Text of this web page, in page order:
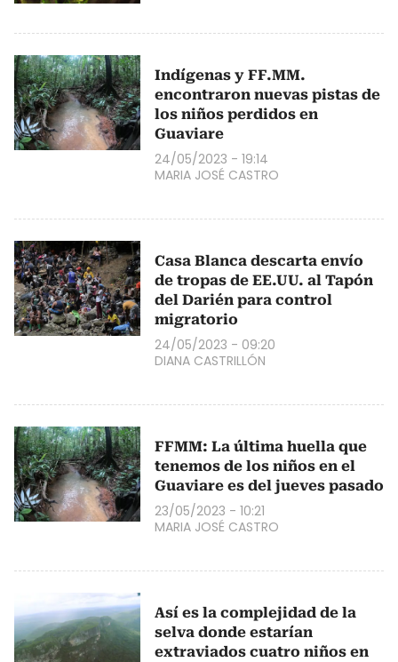
Indígenas y FF.MM.
encontraron nuevas pistas de
los niños perdidos en
Guaviare
24/05/2023 - 19:14
MARIA JOSÉ CASTRO
Casa Blanca descarta envío
de tropas de EE.UU. al Tapón
del Darién para control
migratorio
24/05/2023 - 09:20
DIANA CASTRILLÓN
FFMM: La última huella que
tenemos de los niños en el
Guaviare es del jueves pasado
23/05/2023 - 10:21
MARIA JOSÉ CASTRO
Así es la complejidad de la
selva donde estarían
extraviados cuatro niños en